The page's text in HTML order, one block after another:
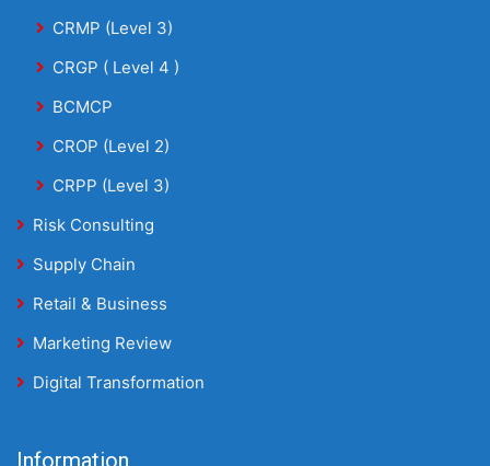
CRMP (Level 3)
CRGP ( Level 4 )
BCMCP
CROP (Level 2)
CRPP (Level 3)
Risk Consulting
Supply Chain
Retail & Business
Marketing Review
Digital Transformation
Information